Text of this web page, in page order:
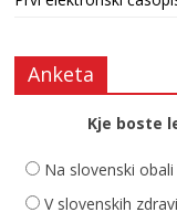
Anketa
Kje boste
Na slovenski obali
V slovenskih